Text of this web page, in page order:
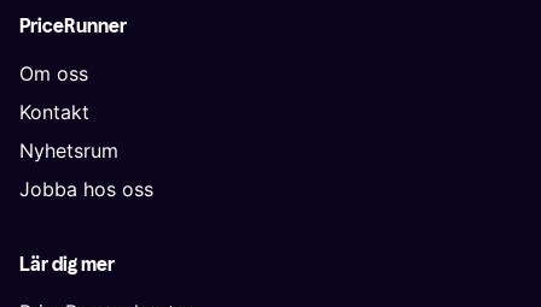
PriceRunner
Om oss
Kontakt
Nyhetsrum
Jobba hos oss
Lär dig mer